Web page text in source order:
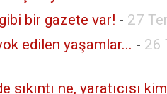
bir gazete var! - 27
edilen yaşamlar... - 26
sıkıntı ne, yaratıcısı